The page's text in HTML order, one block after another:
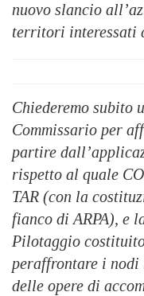
nuovo slancio
territori interessati
Chiederemo subito
Commissario per
partire
rispetto al quale
TAR (con la
fianco di ARPA), e
Pilotaggio
peraffrontare i
delle opere di